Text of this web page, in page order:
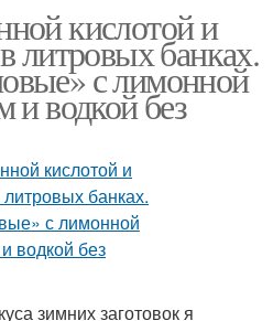
кислотой и
литровых банках.
с лимонной
и водкой без
зимних заготовок я